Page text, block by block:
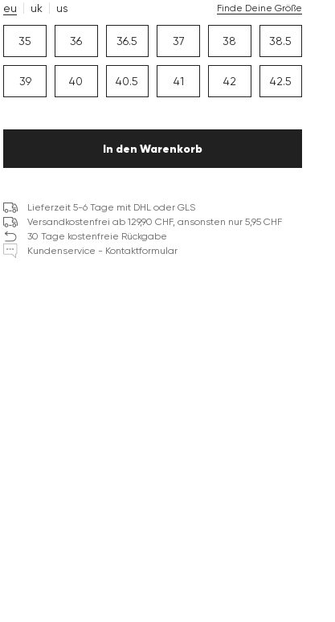
eu uk us Finde Deine Größe
35 36 36.5 37 38 38.5
39 40 40.5 41 42 42.5
In den Warenkorb
Lieferzeit 5-6 Tage mit DHL oder GLS
Versandkostenfrei ab 129,90 CHF, ansonsten nur 5,95 CHF
30 Tage kostenfreie Rückgabe
Kundenservice - Kontaktformular